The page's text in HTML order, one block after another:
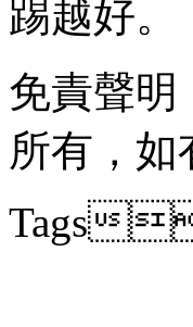
踢越好
免責聲明
所有 ，
Tags